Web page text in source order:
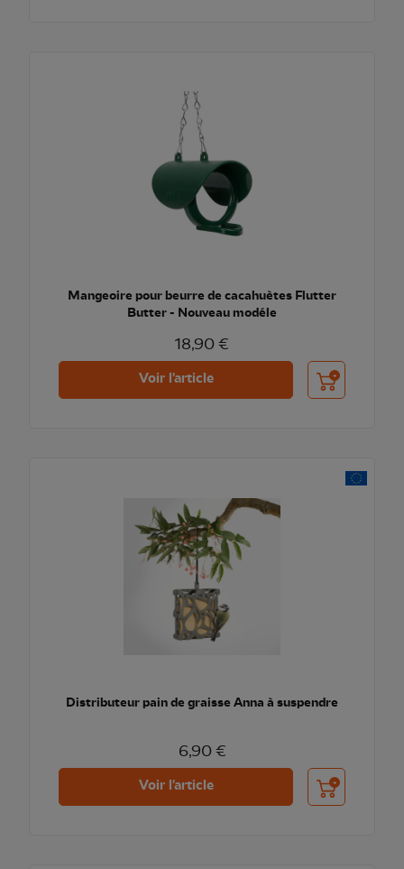
Mangeoire pour beurre de cacahuètes Flutter
Butter - Nouveau modéle
18,90 €
Voir l'article Ajouter au
Distributeur pain de graisse Anna à suspendre
6,90 €
Voir l'article Ajouter au